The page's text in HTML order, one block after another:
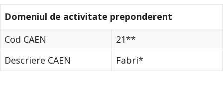
Domeniul de activitate preponderent
Cod CAEN
21**
Descriere CAEN
Fabri*